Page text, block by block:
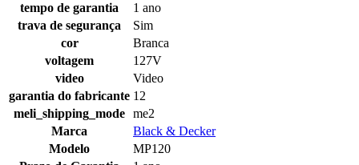
tempo de garantia
1 ano
trava de segurança
Sim
cor
Branca
voltagem
127V
video
Video
garantia do fabricante 12
meli_shipping_mode me2
Marca
Black & Decker
Modelo
MP120